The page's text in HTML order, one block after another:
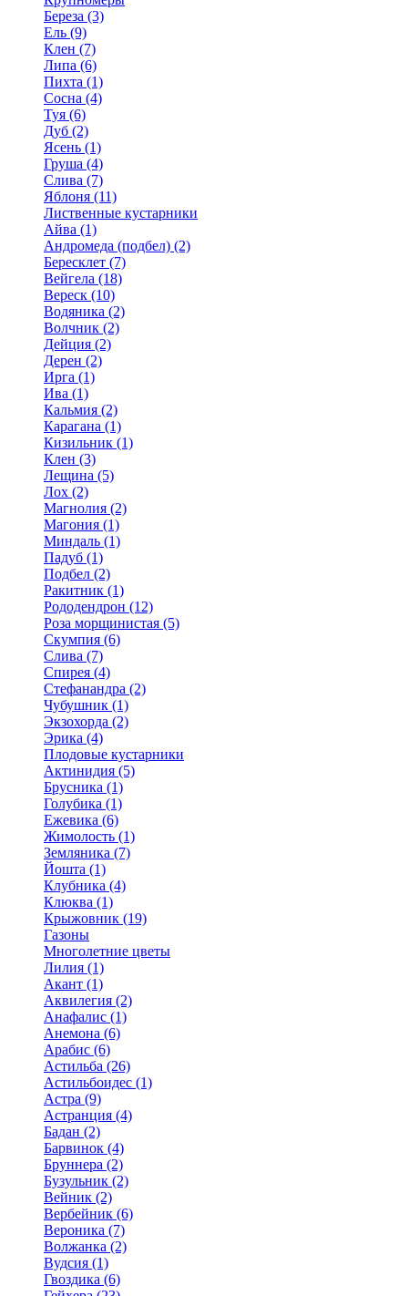
Береза (3)
Ель (9)
Клен (7)
Липа (6)
Пихта (1)
Сосна (4)
Туя (6)
Дуб (2)
Ясень (1)
Груша (4)
Слива (7)
Яблоня (11)
Лиственные кустарники
Айва (1)
Андромеда (подбел) (2)
Бересклет (7)
Вейгела (18)
Вереск (10)
Водяника (2)
Волчник (2)
Дейция (2)
Дерен (2)
Ирга (1)
Ива (1)
Кальмия (2)
Карагана (1)
Кизильник (1)
Клен (3)
Лещина (5)
Лох (2)
Магнолия (2)
Магония (1)
Миндаль (1)
Падуб (1)
Подбел (2)
Ракитник (1)
Рододендрон (12)
Роза морщинистая (5)
Скумпия (6)
Слива (7)
Спирея (4)
Стефанандра (2)
Чубушник (1)
Экзохорда (2)
Эрика (4)
Плодовые кустарники
Актинидия (5)
Брусника (1)
Голубика (1)
Ежевика (6)
Жимолость (1)
Земляника (7)
Йошта (1)
Клубника (4)
Клюква (1)
Крыжовник (19)
Газоны
Многолетние цветы
Лилия (1)
Акант (1)
Аквилегия (2)
Анафалис (1)
Анемона (6)
Арабис (6)
Астильба (26)
Астильбоидес (1)
Астра (9)
Астранция (4)
Бадан (2)
Барвинок (4)
Бруннера (2)
Бузульник (2)
Вейник (2)
Вербейник (6)
Вероника (7)
Волжанка (2)
Вудсия (1)
Гвоздика (6)